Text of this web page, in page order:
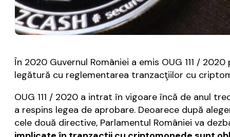
În 2020 Guvernul României a emis OUG 111 /
legătură cu reglementarea tranzacţiilor cu
OUG 111 / 2020 a intrat în vigoare încă de anul
a respins legea de aprobare. Deoarece după
cele două directive, Parlamentul României va